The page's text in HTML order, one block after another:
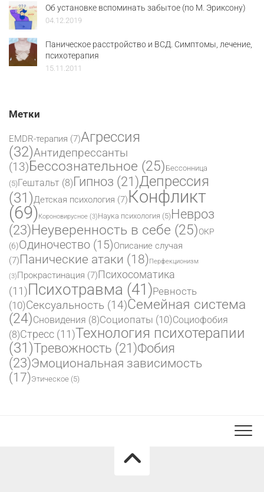
Об установке вспоминать забытое (по М. Эриксону)
04.12.2019
Паническое расстройство и ВСД. Симптомы, лечение,
психотерапия
15.11.2011
Метки
EMDR-терапия (7)Агрессия
(32)Антидепрессанты
(13)Бессознательное (25) Бессонница
(5)Гештальт (8)Гипноз (21)Депрессия
(31)Детская психология (7)Конфликт
(69)Короновирусное (3)Наука психология (5)Невроз
(23)Неуверенность в себе (25)ОКР
(6)Одиночество (15)Описание случая
(7)Панические атаки (18)Перфекционизм
(3)Прокрастинация (7)Психосоматика
(11)Психотравма (41)Ревность
(10)Сексуальность (14)Семейная система
(24)Сновидения (8)Социопаты (10)Социофобия
(8)Стресс (11)Технология психотерапии
(31)Тревожность (21)Фобия
(23)Эмоциональная зависимость
(17)Этическое (5)